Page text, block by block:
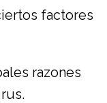
factores
razones